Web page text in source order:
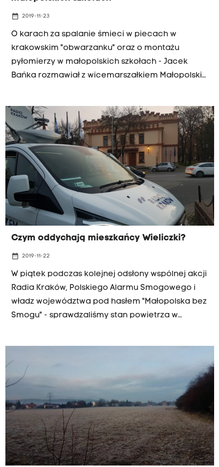
który koordynuje ten projekt - rozmawiała
Joanna Orszulak.
date_range 2019-11-23
O karach za spalanie śmieci w piecach w
krakowskim "obwarzanku" oraz o montażu
pyłomierzy w małopolskich szkołach - Jacek
Bańka rozmawiał z wicemarszałkiem Małopolski
Czym oddychają mieszkańcy Wieliczki?
date_range 2019-11-22
W piątek podczas kolejnej odsłony wspólnej akcji
Radia Kraków, Polskiego Alarmu Smogowego i
władz województwa pod hasłem "Małopolska bez
Smogu" - sprawdzaliśmy stan powietrza w
zanieczyszczenia powietrza.